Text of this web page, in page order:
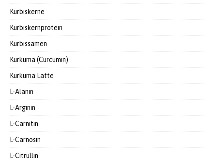
Kürbiskerne
Kürbiskernprotein
Kürbissamen
Kurkuma (Curcumin)
Kurkuma Latte
L-Alanin
L-Arginin
L-Carnitin
L-Carnosin
L-Citrullin